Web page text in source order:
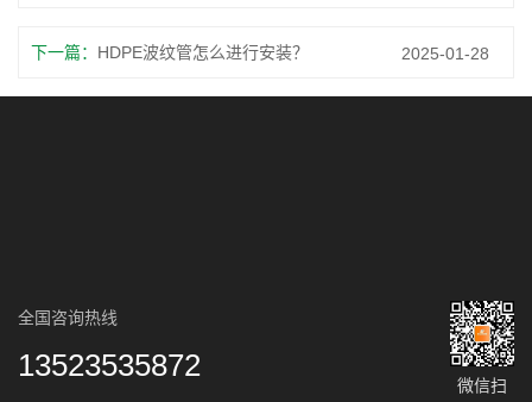
下一篇： HDPE波纹管怎么进行安装？ 2025-01-28
全国咨询热线
13523535872
微信扫